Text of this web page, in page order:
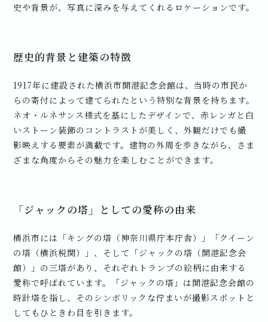
史や背景が、写真に深みを与えてくれるロケーションです。
歴史的背景と建築の特徴
1917年に建設された横浜市開港記念会館は、当時の市民か
らの寄付によって建てられたという特別な背景を持ちます。
ネオ・ルネサンス様式を基にしたデザインで、赤レンガと白
いストーン装飾のコントラストが美しく、外観だけでも撮
影映えする要素が満載です。建物の外周を歩きながら、さま
ざまな角度からその魅力を楽しむことができます。
「ジャックの塔」としての愛称の由来
横浜市には「キングの塔（神奈川県庁本庁舎）」「クイーン
の塔（横浜税関）」、そして「ジャックの塔（開港記念会
館）」の三塔があり、それぞれトランプの絵柄に由来する
愛称で呼ばれています。「ジャックの塔」は開港記念会館の
時計塔を指し、そのシンボリックな佇まいが撮影スポットと
してもひときわ目を引きます。